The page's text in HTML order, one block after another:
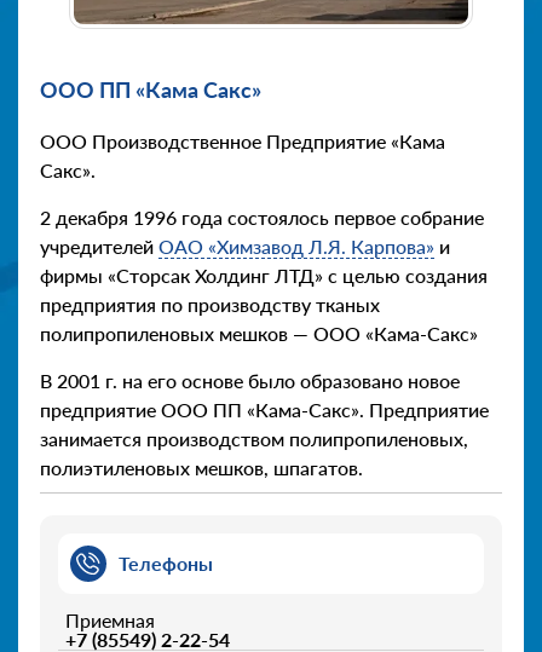
ООО ПП «Кама Сакс»
ООО Производственное Предприятие «Кама
Сакс».
2 декабря 1996 года состоялось первое собрание
учредителей ОАО «Химзавод Л.Я. Карпова» и
фирмы «Сторсак Холдинг ЛТД» с целью создания
предприятия по производству тканых
полипропиленовых мешков — ООО «Кама-Сакс»
В 2001 г. на его основе было образовано новое
предприятие ООО ПП «Кама-Сакс». Предприятие
занимается производством полипропиленовых,
полиэтиленовых мешков, шпагатов.
Телефоны
Приемная
+7 (85549) 2-22-54